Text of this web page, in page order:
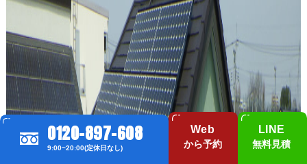
0120-897-608
9:00~20:00(定休日なし)
Web
から予約
LINE
無料見積